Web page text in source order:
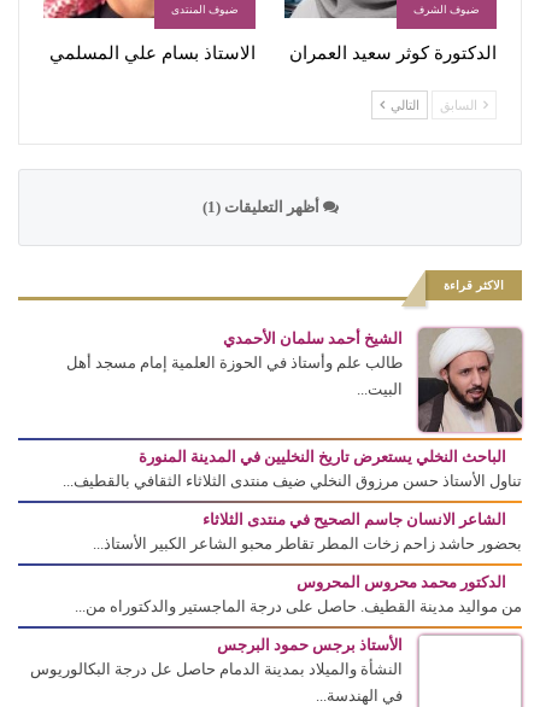
ضيوف الشرف
الدكتورة كوثر سعيد العمران
ضيوف المنتدى
الاستاذ بسام علي المسلمي
السابق التالي
أظهر التعليقات (1)
الاكثر قراءة
الشيخ أحمد سلمان الأحمدي
طالب علم وأستاذ في الحوزة العلمية إمام مسجد أهل
البيت...
الباحث النخلي يستعرض تاريخ النخليين في المدينة المنورة
تناول الأستاذ حسن مرزوق النخلي ضيف منتدى الثلاثاء الثقافي بالقطيف...
الشاعر الانسان جاسم الصحيح في منتدى الثلاثاء
بحضور حاشد زاحم زخات المطر تقاطر محبو الشاعر الكبير الأستاذ...
الدكتور محمد محروس المحروس
من مواليد مدينة القطيف. حاصل على درجة الماجستير والدكتوراه من...
الأستاذ برجس حمود البرجس
النشأة والميلاد بمدينة الدمام حاصل عل درجة البكالوريوس
في الهندسة...